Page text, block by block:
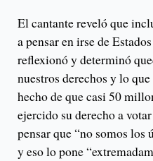
El cantante reveló que
a pensar en irse de
reflexionó y determinó
nuestros derechos y lo
hecho de que casi 50
ejercido su derecho a
pensar que “no somos los
y eso lo pone